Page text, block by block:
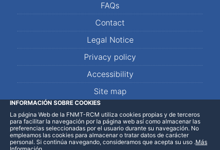
FAQs
Contact
Legal Notice
Privacy policy
Accessibility
Site map
LinkedInFacebookWhatsApp
INFORMACIÓN SOBRE COOKIES
La página Web de la FNMT-RCM utiliza cookies propias y de terceros
para facilitar la navegación por la página web así como almacenar las
preferencias seleccionadas por el usuario durante su navegación. No
empleamos las cookies para almacenar o tratar datos de carácter
personal. Si continúa navegando, consideramos que acepta su uso .Más